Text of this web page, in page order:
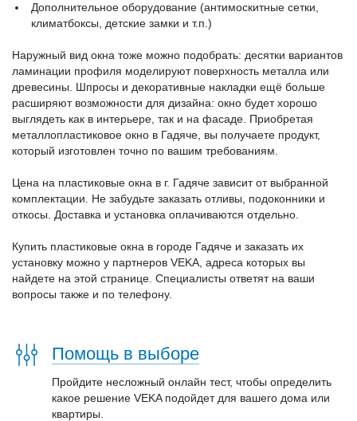
Дополнительное оборудование (антимоскитные сетки,
климатбоксы, детские замки и т.п.)
Наружный вид окна тоже можно подобрать: десятки вариантов
ламинации профиля моделируют поверхность металла или
древесины. Шпросы и декоративные накладки ещё больше
расширяют возможности для дизайна: окно будет хорошо
выглядеть как в интерьере, так и на фасаде. Приобретая
металлопластиковое окно в Гадяче, вы получаете продукт,
который изготовлен точно по вашим требованиям.
Цена на пластиковые окна в г. Гадяче зависит от выбранной
комплектации. Не забудьте заказать отливы, подоконники и
откосы. Доставка и установка оплачиваются отдельно.
Купить пластиковые окна в городе Гадяче и заказать их
установку можно у партнеров VEKA, адреса которых вы
найдете на этой странице. Специалисты ответят на ваши
вопросы также и по телефону.
Помощь в выборе
Пройдите несложный онлайн тест, чтобы определить
какое решение VEKA подойдет для вашего дома или
квартиры.